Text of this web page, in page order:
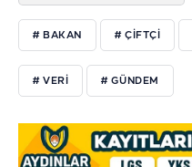
# BAKAN # ÇİFTÇİ
# VERİ # GÜNDEM